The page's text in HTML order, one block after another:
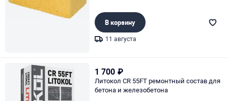
В корзину
11 августа
1 700 ₽
Литокол CR 55FT ремонтный состав для
бетона и железобетона